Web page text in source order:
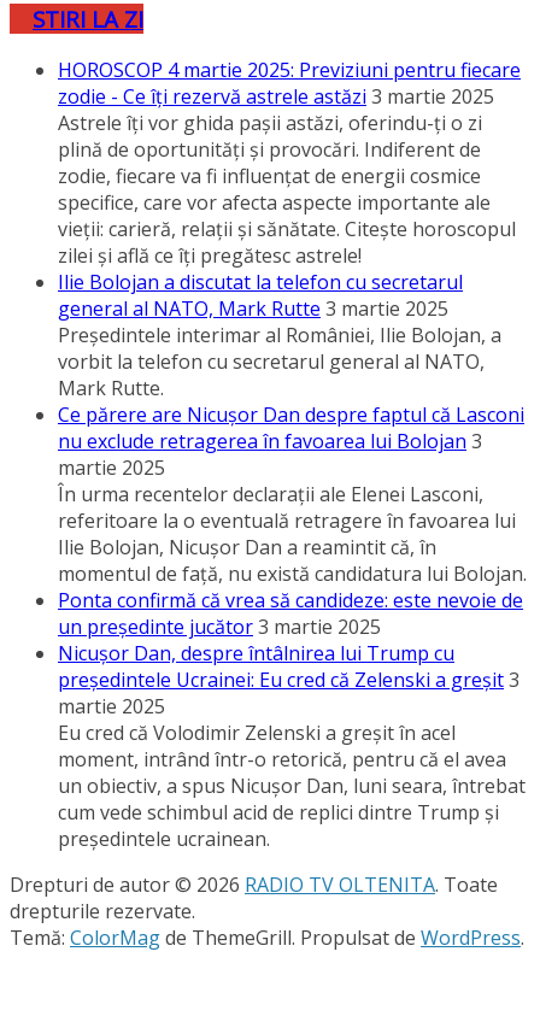
STIRI LA ZI
HOROSCOP 4 martie 2025: Previziuni pentru fiecare
zodie - Ce îţi rezervă astrele astăzi 3 martie 2025
Astrele îţi vor ghida paşii astăzi, oferindu-ţi o zi
plină de oportunităţi şi provocări. Indiferent de
zodie, fiecare va fi influenţat de energii cosmice
specifice, care vor afecta aspecte importante ale
vieţii: carieră, relaţii şi sănătate. Citeşte horoscopul
zilei şi află ce îţi pregătesc astrele!
Ilie Bolojan a discutat la telefon cu secretarul
general al NATO, Mark Rutte 3 martie 2025
Preşedintele interimar al României, Ilie Bolojan, a
vorbit la telefon cu secretarul general al NATO,
Mark Rutte.
Ce părere are Nicuşor Dan despre faptul că Lasconi
nu exclude retragerea în favoarea lui Bolojan 3
martie 2025
În urma recentelor declaraţii ale Elenei Lasconi,
referitoare la o eventuală retragere în favoarea lui
Ilie Bolojan, Nicuşor Dan a reamintit că, în
momentul de faţă, nu există candidatura lui Bolojan.
Ponta confirmă că vrea să candideze: este nevoie de
un preşedinte jucător3 martie 2025
Nicuşor Dan, despre întâlnirea lui Trump cu
preşedintele Ucrainei: Eu cred că Zelenski a greşit3
martie 2025
Eu cred că Volodimir Zelenski a greşit în acel
moment, intrând într-o retorică, pentru că el avea
un obiectiv, a spus Nicuşor Dan, luni seara, întrebat
cum vede schimbul acid de replici dintre Trump şi
preşedintele ucrainean.
Drepturi de autor © 2026 RADIO TV OLTENITA. Toate
drepturile rezervate.
Temă: ColorMagde ThemeGrill. Propulsat de WordPress.